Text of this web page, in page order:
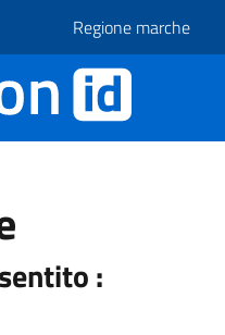
Regione marche
: